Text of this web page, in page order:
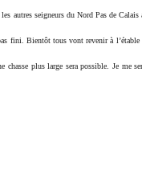
autres seigneurs du Nord Pas de Calais
fini. Bientôt tous vont revenir à l’étable
chasse plus large sera possible. Je me